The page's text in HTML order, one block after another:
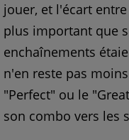
jouer, et l'écart
plus important que
enchaînements
n'en reste pas
"Perfect" ou le
son combo vers les